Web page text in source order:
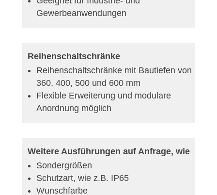
Gewerbeanwendungen
Reihenschaltschränke
Reihenschaltschränke mit Bautiefen von
360, 400, 500 und 600 mm
Flexible Erweiterung und modulare
Anordnung möglich
Weitere Ausführungen auf Anfrage, wie
Sondergrößen
Schutzart, wie z.B. IP65
Wunschfarbe